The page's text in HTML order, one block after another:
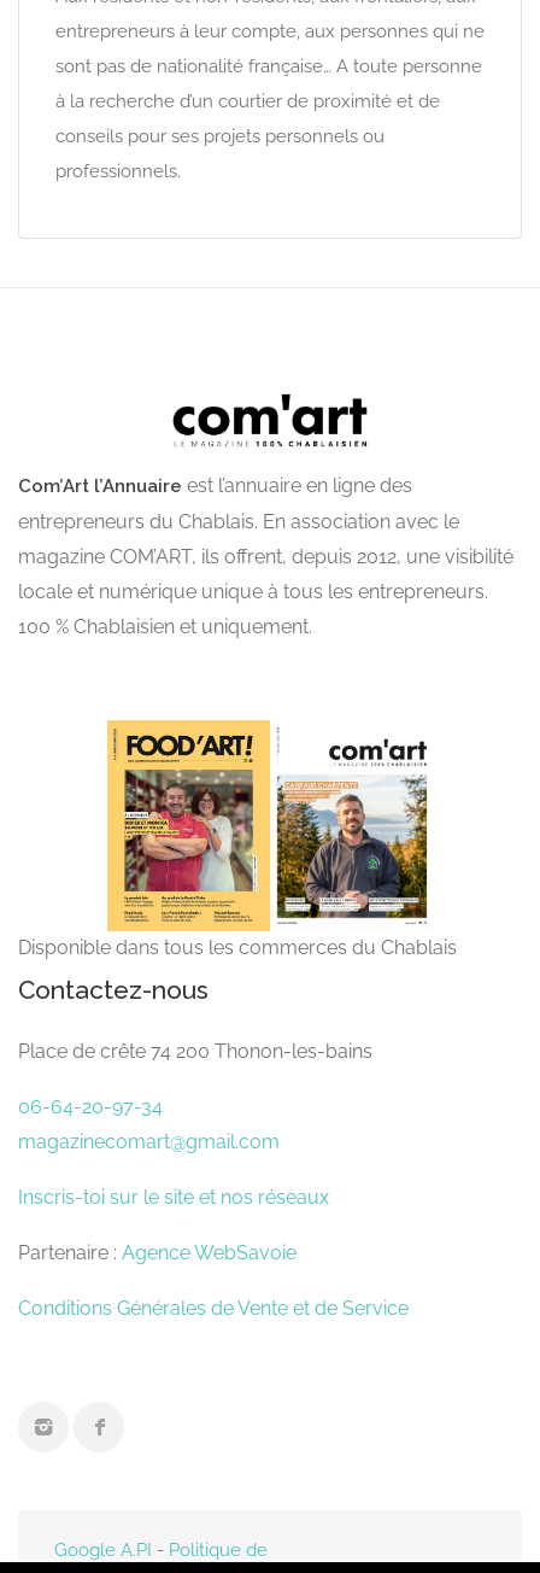
entrepreneurs à leur compte, aux personnes qui ne
sont pas de nationalité française… A toute personne
à la recherche d’un courtier de proximité et de
conseils pour ses projets personnels ou
professionnels.
Com’Art l’Annuaire est l’annuaire en ligne des
entrepreneurs du Chablais. En association avec le
magazine COM’ART, ils offrent, depuis 2012, une visibilité
locale et numérique unique à tous les entrepreneurs.
100 % Chablaisien et uniquement.
Disponible dans tous les commerces du Chablais
Contactez-nous
Place de crête 74 200 Thonon-les-bains
06-64-20-97-34
magazinecomart@gmail.com
Inscris-toi sur le site et nos réseaux
Partenaire : Agence WebSavoie
Conditions Générales de Vente et de Service
Google A.PI - Politique de